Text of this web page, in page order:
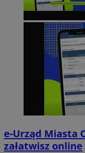
e-Urząd Miasta
załatwisz online